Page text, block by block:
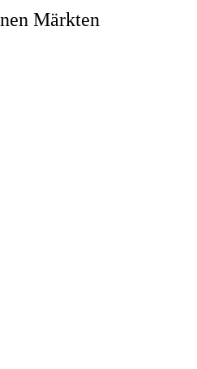
Märkten